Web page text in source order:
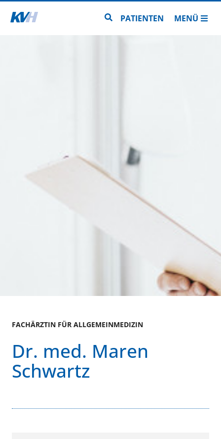
Zur Startseite Zur Seitensuche
PATIENTEN MENÜ
FACHÄRZTIN FÜR ALLGEMEINMEDIZIN
Dr. med. Maren
Schwartz